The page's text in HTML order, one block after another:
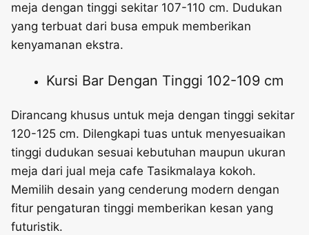
meja dengan tinggi sekitar 107-110 cm. Dudukan
yang terbuat dari busa empuk memberikan
kenyamanan ekstra.
Kursi Bar Dengan Tinggi 102-109 cm
Dirancang khusus untuk meja dengan tinggi sekitar
120-125 cm. Dilengkapi tuas untuk menyesuaikan
tinggi dudukan sesuai kebutuhan maupun ukuran
meja dari jual meja cafe Tasikmalaya kokoh.
Memilih desain yang cenderung modern dengan
fitur pengaturan tinggi memberikan kesan yang
futuristik.